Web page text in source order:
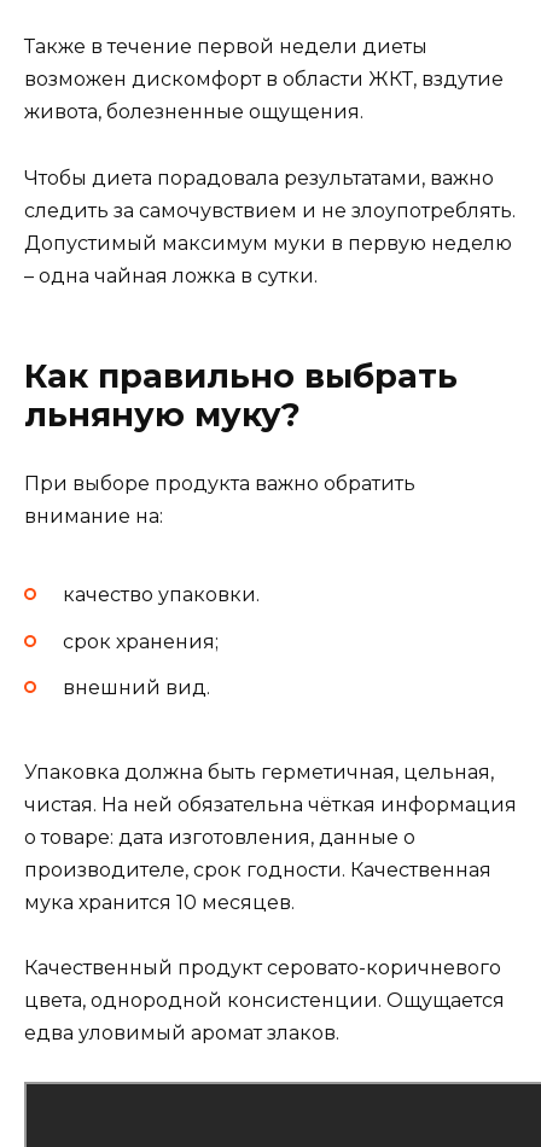
Также в течение первой недели диеты
возможен дискомфорт в области ЖКТ, вздутие
живота, болезненные ощущения.
Чтобы диета порадовала результатами, важно
следить за самочувствием и не злоупотреблять.
Допустимый максимум муки в первую неделю
– одна чайная ложка в сутки.
Как правильно выбрать
льняную муку?
При выборе продукта важно обратить
внимание на:
качество упаковки.
срок хранения;
внешний вид.
Упаковка должна быть герметичная, цельная,
чистая. На ней обязательна чёткая информация
о товаре: дата изготовления, данные о
производителе, срок годности. Качественная
мука хранится 10 месяцев.
Качественный продукт серовато-коричневого
цвета, однородной консистенции. Ощущается
едва уловимый аромат злаков.